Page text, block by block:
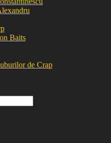
Baits
de Crap